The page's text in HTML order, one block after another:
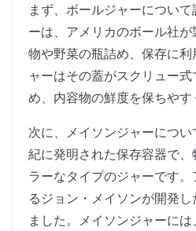
まず、ボールジャーについ
ーは、アメリカのボール社
物や野菜の瓶詰め、保存に
ャーはその蓋がスクリュー
め、内容物の鮮度を保ちやす
次に、メイソンジャーにつ
紀に発明された保存容器で
ラーなタイプのジャーです
るジョン・メイソンが開発
ました。メイソンジャーに